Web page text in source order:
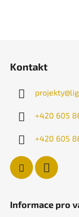
Kontakt
projekty@
+420 605
+420 605
Informace pro